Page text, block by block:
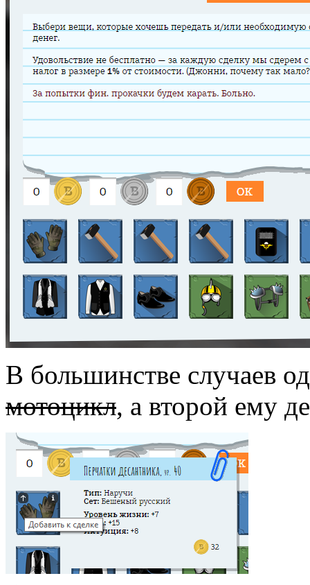
В большинстве случаев
мотоцикл, а второй ему